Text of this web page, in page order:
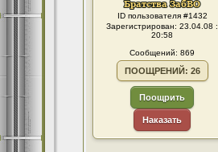
ID пользователя #1432
Зарегистрирован: 23.04.08 :
20:58
Сообщений: 869
ПООЩРЕНИЙ: 26
Поощрить
Наказать